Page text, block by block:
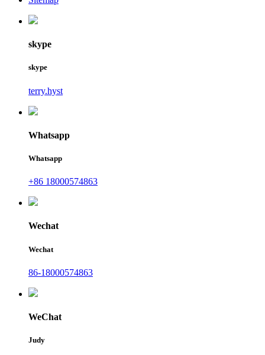
skype
skype
terry.hyst
Whatsapp
Whatsapp
+86 18000574863
Wechat
Wechat
86-18000574863
WeChat
Judy